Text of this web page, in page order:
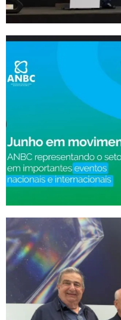
Junho
Innovation